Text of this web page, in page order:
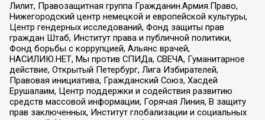
Лилит, Правозащитная группа Гражданин.Армия.Право,
Нижегородский центр немецкой и европейской культуры,
Центр гендерных исследований, Фонд защиты прав
граждан Штаб, Институт права и публичной политики,
Фонд борьбы с коррупцией, Альянс врачей,
НАСИЛИЮ.НЕТ, Мы против СПИДа, СВЕЧА, Гуманитарное
действие, Открытый Петербург, Лига Избирателей,
Правовая инициатива, Гражданский Союз, Хасдей
Ерушалаим, Центр поддержки и содействия развитию
средств массовой информации, Горячая Линия, В защиту
прав заключенных, Институт глобализации и социальных